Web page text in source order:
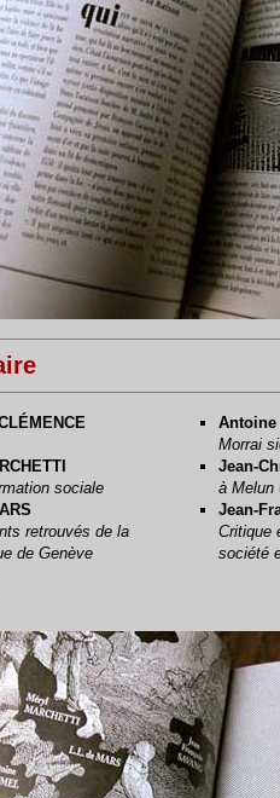
sociale
retrouvés de la
de Genève
Antoine
Morrai
Jean-
à Melun
Jean-
Critique
société